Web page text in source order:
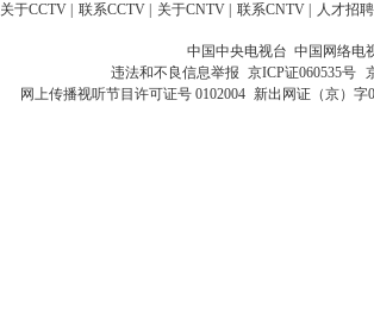
关于CCTV 联系CCTV 关于CNTV 联系CNTV 人才招聘
中国中央电视台 中国网络电
违法和不良信息举报 京ICP证060535号
网上传播视听节目许可证号 0102004 新出网证（京）